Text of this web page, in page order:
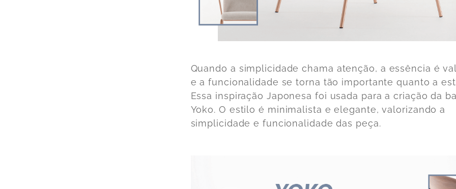
Quando a simplicidade chama atenção, a essência é
e a funcionalidade se torna tão importante quanto a
Essa inspiração Japonesa foi usada para a criação da
Yoko. O estilo é minimalista e elegante, valorizando a
simplicidade e funcionalidade das peça.